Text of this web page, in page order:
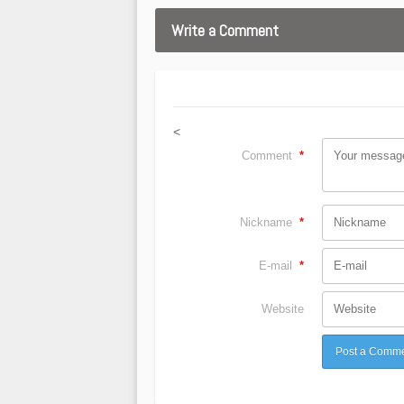
Write a Comment
<
Comment *
Nickname *
E-mail *
Website